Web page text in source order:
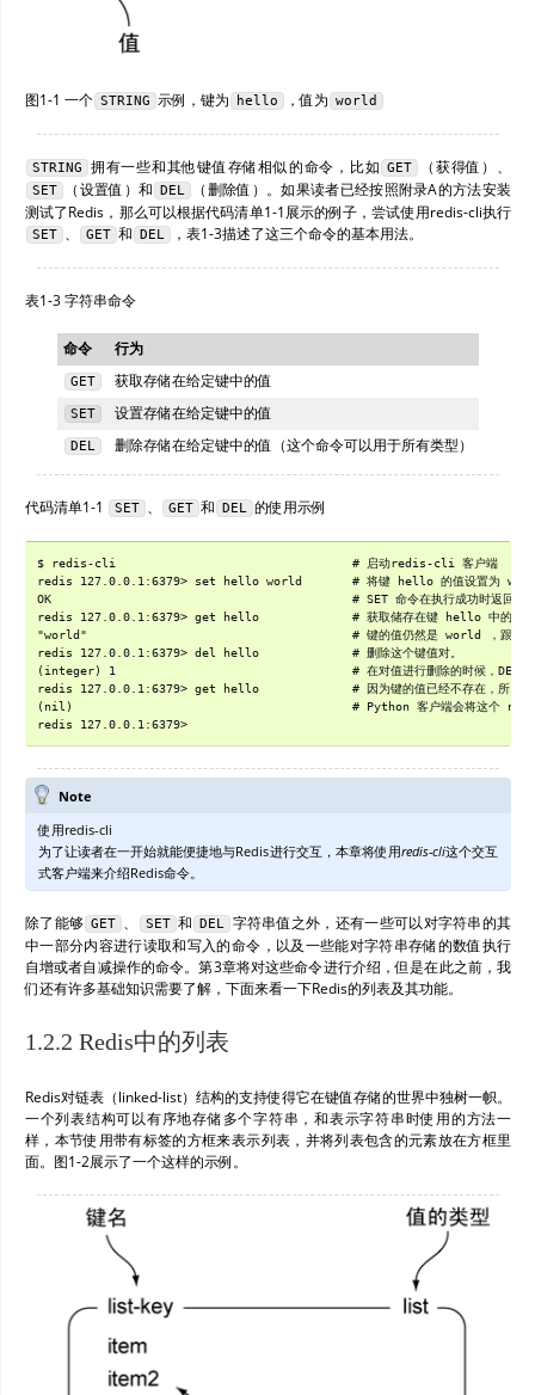
图1-1 一个 STRING 示例，键为 hello ，值为 world
STRING 拥有一些和其他键值存储相似的命令，比如 GET （获得值）、
SET （设置值）和 DEL
（删除值）。如果读者已经按照附录A的方法安装
测试了Redis，那么可以根据代码清单1-1展示的例子，尝试使用redis-cli执行
SET 、 GET 和 DEL ，表1-3描述了这三个命令的基本用法。
表1-3 字符串命令
命令 行为
GET 获取存储在给定键中的值
SET 设置存储在给定键中的值
DEL 删除存储在给定键中的值（这个命令可以用于所有类型）
代码清单1-1 SET 、 GET 和 DEL 的使用示例
$ redis-cli                                 # 启动redis-cli 客户端
redis 127.0.0.1:6379> set hello world       # 将键 hello 的值设置为
OK                                          # SET 命令在执行成功时返回 OK ，
redis 127.0.0.1:6379> get hello             # 获取储存在键 hello 中的值。
"world"                                     # 键的值仍然是 world ，跟我们刚才
redis 127.0.0.1:6379> del hello             # 删除这个键值对。
(integer) 1                                 # 在对值进行删除的时候，DEL 命令将
redis 127.0.0.1:6379> get hello             # 因为键的值已经不存在，所以尝试
(nil)                                       # Python 客户端会将这个 nil 转
Note
使用redis-cli
为了让读者在一开始就能便捷地与Redis进行交互，本章将使用redis-cli这个交互
式客户端来介绍Redis命令。
除了能够 GET 、 SET 和 DEL 字符串值之外，还有一些可以对字符串的其
中一部分内容进行读取和写入的命令，以及一些能对字符串存储的数值执行
自增或者自减操作的命令。第3章将对这些命令进行介绍，但是在此之前，我
们还有许多基础知识需要了解，下面来看一下Redis的列表及其功能。
1.2.2 Redis中的列表
Redis对链表（linked-list）结构的支持使得它在键值存储的世界中独树一帜。
一个列表结构可以有序地存储多个字符串，和表示字符串时使用的方法一
样，本节使用带有标签的方框来表示列表，并将列表包含的元素放在方框里
面。图1-2展示了一个这样的示例。